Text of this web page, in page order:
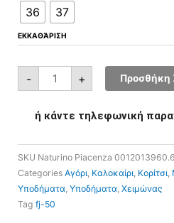
36 37
ΕΚΚΑΘΆΡΙΣΗ
- + Προσθήκη
ή κάντε τηλεφωνική
SKU Naturino Piacenza
Categories Αγόρι Καλοκαίρι Κορίτσι
Υποδήματα Υποδήματα Χειμώνας
Tag fj-50